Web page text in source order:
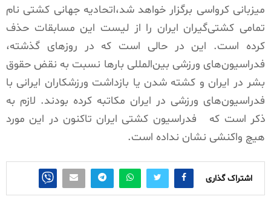
میزبانی کرواسی برگزار خواهد شد،اتحادیه جهانی کشتی نام
تمامی کشتی‌گیران ایران را از لیست این مسابقات حذف
کرده است. این در حالی است که در روزهای گذشته،
فدراسیون‌های ورزشی بین‌المللی بارها نسبت به نقض حقوق
بشر در ایران و کشته شدن یا بازداشت ورزشکاران ایرانی با
فدراسیون‌های ورزشی در ایران مکاتبه کرده بودند. لازم به
ذکر است که فدراسیون کشتی ایران تاکنون در این مورد
هیچ واکنشی نشان نداده است.
اشتراک گذاری